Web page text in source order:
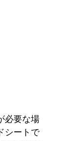
必要な場
シートで